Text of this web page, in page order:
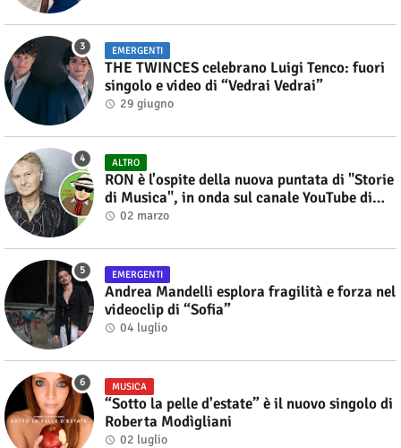
EMERGENTI
THE TWINCES celebrano Luigi Tenco: fuori
singolo e video di “Vedrai Vedrai”
29 giugno
ALTRO
RON è l'ospite della nuova puntata di "Storie
di Musica", in onda sul canale YouTube di
Alberto Salerno
02 marzo
EMERGENTI
Andrea Mandelli esplora fragilità e forza nel
videoclip di “Sofia”
04 luglio
MUSICA
“Sotto la pelle d'estate” è il nuovo singolo di
Roberta Modìgliani
02 luglio